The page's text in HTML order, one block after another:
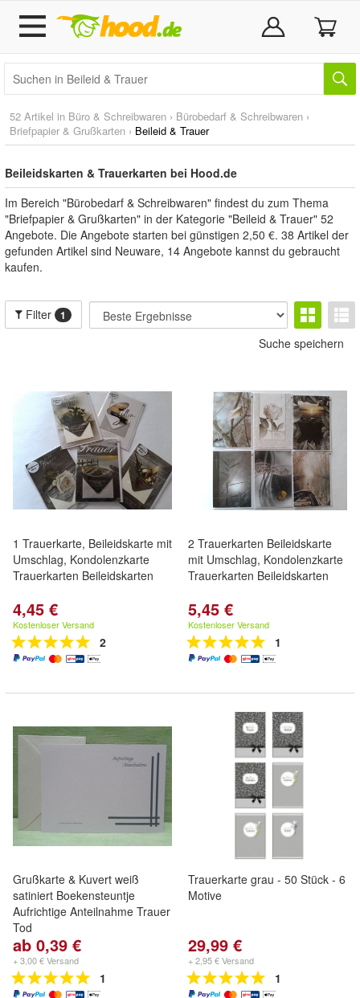
52 Artikel in Büro & Schreibwaren › Bürobedarf & Schreibwaren ›
Briefpapier & Grußkarten › Beileid & Trauer
Beileidskarten & Trauerkarten bei Hood.de
Im Bereich "Bürobedarf & Schreibwaren" findest du zum Thema
"Briefpapier & Grußkarten" in der Kategorie "Beileid & Trauer" 52
Angebote. Die Angebote starten bei günstigen 2,50 €. 38 Artikel der
gefunden Artikel sind Neuware, 14 Angebote kannst du gebraucht
kaufen.
Filter 1
Suche speichern
1 Trauerkarte, Beileidskarte mit
Umschlag, Kondolenzkarte
Trauerkarten Beileidskarten
4,45 €
Kostenloser Versand
2
2 Trauerkarten Beileidskarte
mit Umschlag, Kondolenzkarte
Trauerkarten Beileidskarten
5,45 €
Kostenloser Versand
1
Grußkarte & Kuvert weiß
satiniert Boekensteuntje
Aufrichtige Anteilnahme Trauer
Tod
ab 0,39 €
+ 3,00 € Versand
1
Trauerkarte grau - 50 Stück - 6
Motive
29,99 €
+ 2,95 € Versand
1